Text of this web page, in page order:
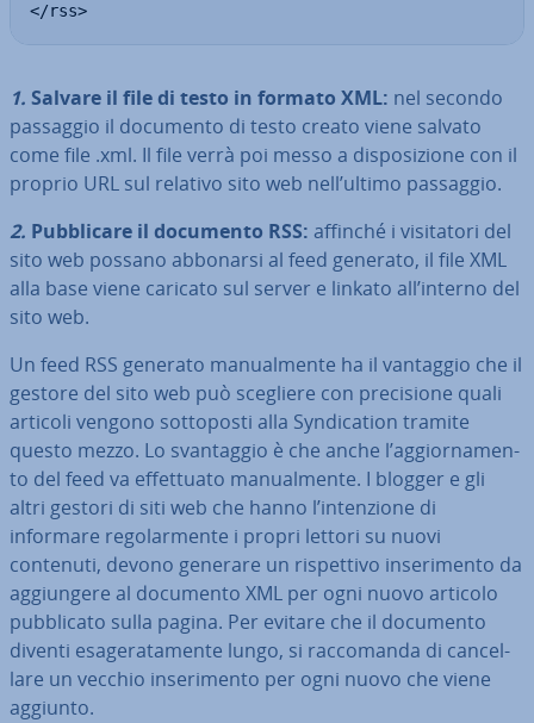
</rss>
1. Salvare il file di testo in formato XML: nel secondo
passaggio il documento di testo creato viene salvato
come file .xml. Il file verrà poi messo a di­spo­si­zio­ne con il
proprio URL sul relativo sito web nell’ultimo passaggio.
2. Pub­bli­ca­re il documento RSS: affinché i vi­si­ta­to­ri del
sito web possano abbonarsi al feed generato, il file XML
alla base viene caricato sul server e linkato all’interno del
sito web.
Un feed RSS generato ma­nual­men­te ha il vantaggio che il
gestore del sito web può scegliere con pre­ci­sio­ne quali
articoli vengono sot­to­po­sti alla Syn­di­ca­tion tramite
questo mezzo. Lo svan­tag­gio è che anche l’ag­gior­na­men­
to del feed va ef­fet­tua­to ma­nual­men­te. I blogger e gli
altri gestori di siti web che hanno l’in­ten­zio­ne di
informare re­go­lar­men­te i propri lettori su nuovi
contenuti, devono generare un ri­spet­ti­vo in­se­ri­men­to da
ag­giun­ge­re al documento XML per ogni nuovo articolo
pub­bli­ca­to sulla pagina. Per evitare che il documento
diventi esa­ge­ra­ta­men­te lungo, si rac­co­man­da di can­cel­
la­re un vecchio in­se­ri­men­to per ogni nuovo che viene
aggiunto.